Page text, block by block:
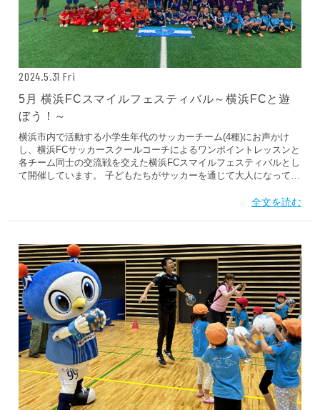
2024.5.31 Fri
5月 横浜FCスマイルフェスティバル～横浜FCと遊
ぼう！～
横浜市内で活動する小学生年代のサッカーチーム(4種)にお声かけ
し、横浜FCサッカースクールコーチによるワンポイントレッスンと
各チーム同士の交流戦を交えた横浜FCスマイルフェスティバルとし
て開催しています。 子どもたちがサッカーを通じて大人になってい
育っていけるようにサポートしていくため、みんなが楽しめるイベ
5/19(日) 2024横浜FCスマイルフェスティバル in 谷本公園■参加団体
藤が丘少年サッカークラブもえぎ野FC真福寺FCAC等々力FCみたけ
ヨコハマキッカーズいぶき野FCヘリオス横浜FCスクール生チー
ム...
全文を読む